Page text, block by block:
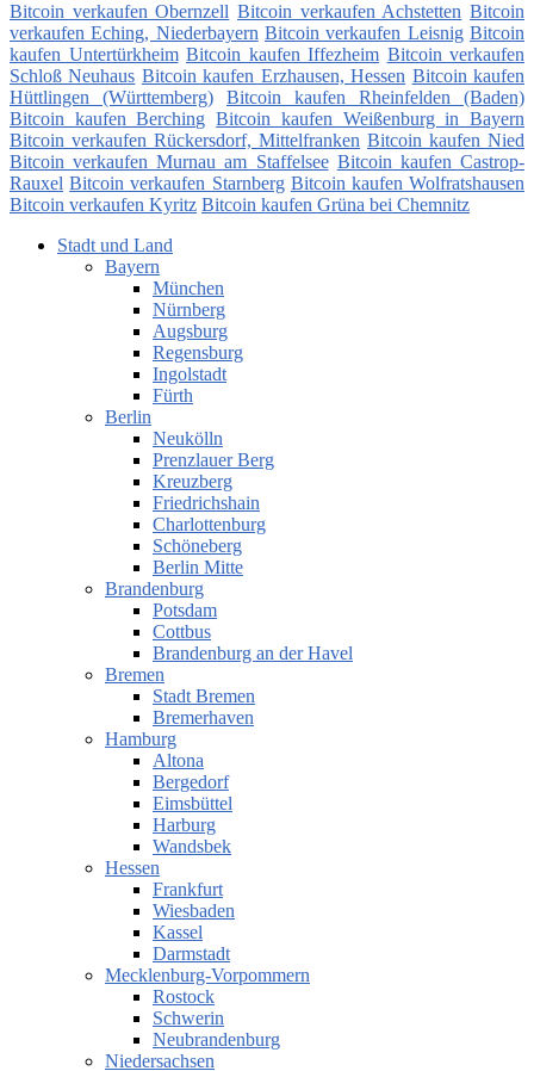
Bitcoin verkaufen Obernzell Bitcoin verkaufen Achstetten Bitcoin
verkaufen Eching, Niederbayern Bitcoin verkaufen Leisnig Bitcoin
kaufen Untertürkheim Bitcoin kaufen Iffezheim Bitcoin verkaufen
Schloß Neuhaus Bitcoin kaufen Erzhausen, Hessen Bitcoin kaufen
Hüttlingen (Württemberg)
Bitcoin kaufen Rheinfelden (Baden)
Bitcoin kaufen Berching Bitcoin kaufen Weißenburg in Bayern
Bitcoin verkaufen Rückersdorf, Mittelfranken Bitcoin kaufen Nied
Bitcoin verkaufen Murnau am Staffelsee Bitcoin kaufen Castrop-
Rauxel Bitcoin verkaufen Starnberg Bitcoin kaufen Wolfratshausen
Bitcoin verkaufen Kyritz Bitcoin kaufen Grüna bei Chemnitz
Stadt und Land
Bayern
München
Nürnberg
Augsburg
Regensburg
Ingolstadt
Fürth
Berlin
Neukölln
Prenzlauer Berg
Kreuzberg
Friedrichshain
Charlottenburg
Schöneberg
Berlin Mitte
Brandenburg
Potsdam
Cottbus
Brandenburg an der Havel
Bremen
Stadt Bremen
Bremerhaven
Hamburg
Altona
Bergedorf
Eimsbüttel
Harburg
Wandsbek
Hessen
Frankfurt
Wiesbaden
Kassel
Darmstadt
Mecklenburg-Vorpommern
Rostock
Schwerin
Neubrandenburg
Niedersachsen